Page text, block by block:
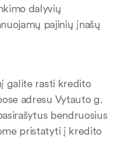
dalyvių
pajinių įnašų
galite rasti kredito
adresu Vytauto g.
bendruosius
pristatyti į kredito